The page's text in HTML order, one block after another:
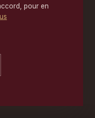
pour en